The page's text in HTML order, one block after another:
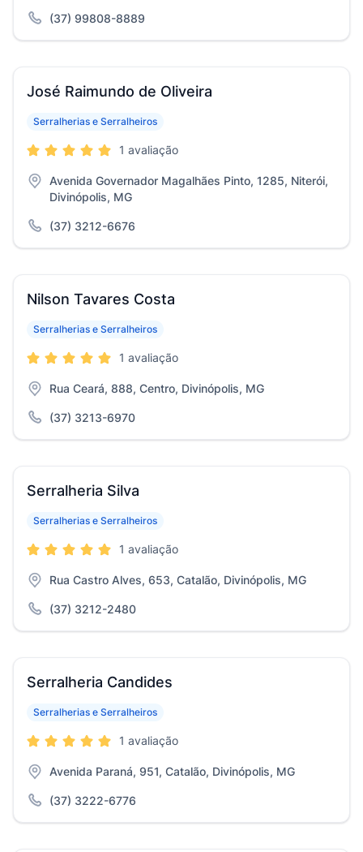
(37) 99808-8889
José Raimundo de Oliveira
Serralherias e Serralheiros
1 avaliação
Avenida Governador Magalhães Pinto, 1285, Niterói,
Divinópolis, MG
(37) 3212-6676
Nilson Tavares Costa
Serralherias e Serralheiros
1 avaliação
Rua Ceará, 888, Centro, Divinópolis, MG
(37) 3213-6970
Serralheria Silva
Serralherias e Serralheiros
1 avaliação
Rua Castro Alves, 653, Catalão, Divinópolis, MG
(37) 3212-2480
Serralheria Candides
Serralherias e Serralheiros
1 avaliação
Avenida Paraná, 951, Catalão, Divinópolis, MG
(37) 3222-6776